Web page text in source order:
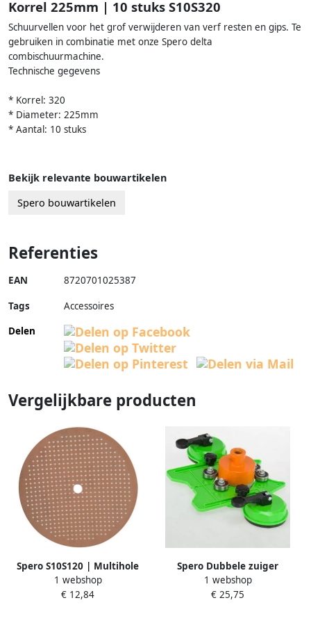
Korrel 225mm | 10 stuks S10S320
Schuurvellen voor het grof verwijderen van verf resten en gips. Te
gebruiken in combinatie met onze Spero delta
combischuurmachine.
Technische gegevens
* Korrel: 320
* Diameter: 225mm
* Aantal: 10 stuks
Bekijk relevante bouwartikelen
Spero bouwartikelen
Referenties
EAN 8720701025387
Tags
Accessoires
Delen
Vergelijkbare producten
Spero S10S120 | Multihole
schuurvellen 120 Korrel
225mm | 10 stuks S10S120
1 webshop
€ 12,84
Spero Dubbele zuiger
Diamantboor gelagerde
boorgeleider TDN-DZ
1 webshop
€ 25,75